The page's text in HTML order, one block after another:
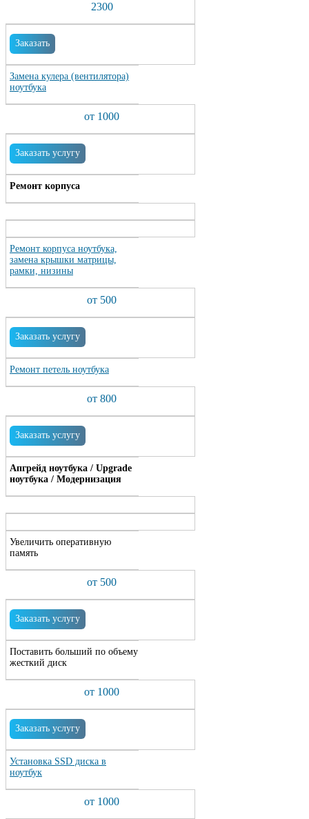
2300
Заказать
Замена кулера (вентилятора)
ноутбука
от 1000
Заказать услугу
Ремонт корпуса
Ремонт корпуса ноутбука,
замена крышки матрицы,
рамки, низины
от 500
Заказать услугу
Ремонт петель ноутбука
от 800
Заказать услугу
Апгрейд ноутбука / Upgrade
ноутбука / Модернизация
Увеличить оперативную
память
от 500
Заказать услугу
Поставить больший по объему
жесткий диск
от 1000
Заказать услугу
Установка SSD диска в
ноутбук
от 1000